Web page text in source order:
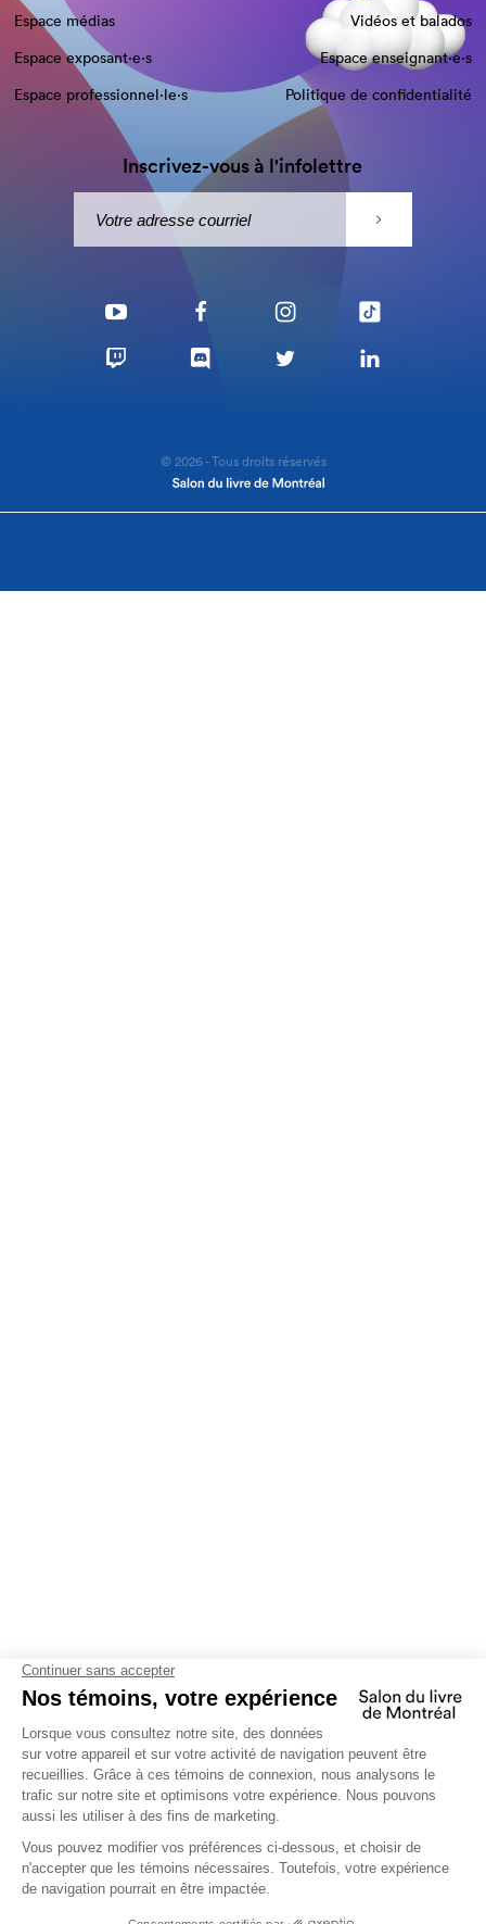
Espace médias
Vidéos et balados
Espace exposant·e⋅s
Espace enseignant·e⋅s
Espace professionnel·le⋅s
Politique de confidentialité
Inscrivez-vous à l'infolettre
© 2026 - Tous droits réservés